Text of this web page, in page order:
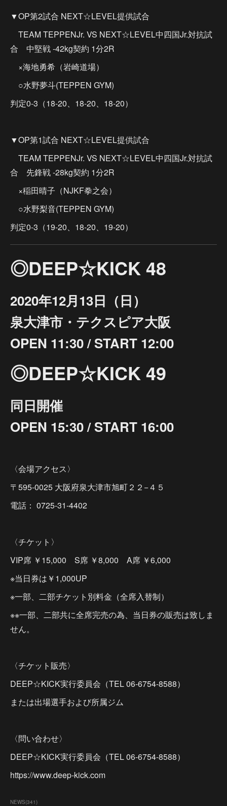
▼OP第2試合 NEXT☆LEVEL提供試合
TEAM TEPPENJr. VS NEXT☆LEVEL中四国Jr.対抗試
合 中堅戦 -42kg契約 1分2R
×海地勇希（岩崎道場）
○水野夢斗(TEPPEN GYM)
判定0-3（18-20、18-20、18-20）
▼OP第1試合 NEXT☆LEVEL提供試合
TEAM TEPPENJr. VS NEXT☆LEVEL中四国Jr.対抗試
合 先鋒戦 -28kg契約 1分2R
×稲田晴子（NJKF拳之会）
○水野梨音(TEPPEN GYM)
判定0-3（19-20、18-20、19-20）
◎DEEP☆KICK 48
2020年12月13日（日）
泉大津市・テクスピア大阪
OPEN 11:30 / START 12:00
◎DEEP☆KICK 49
同日開催
OPEN 15:30 / START 16:00
〈会場アクセス〉
〒595-0025 大阪府泉大津市旭町２２−４５
電話： 0725-31-4402
〈チケット〉
VIP席 ￥15,000 S席 ￥8,000 A席 ￥6,000
※当日券は￥1,000UP
※一部、二部チケット別料金（全席入替制）
※※一部、二部共に全席完売の為、当日券の販売は致しま
せん。
〈チケット販売〉
DEEP☆KICK実行委員会（TEL 06-6754-8588）
または出場選手および所属ジム
〈問い合わせ〉
DEEP☆KICK実行委員会（TEL 06-6754-8588）
https://www.deep-kick.com
NEWS(341)